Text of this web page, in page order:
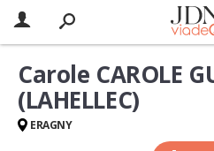
Carole CAROLE
(LAHELLEC)
ERAGNY